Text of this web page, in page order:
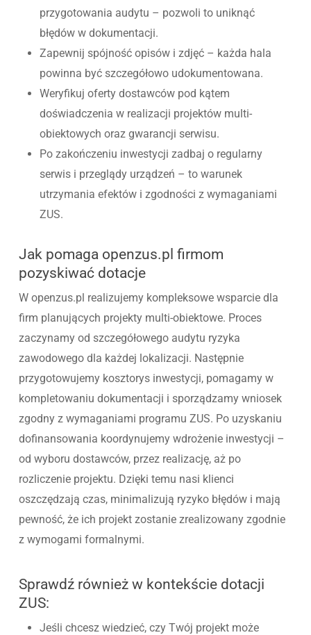
przygotowania audytu – pozwoli to uniknąć
błędów w dokumentacji.
Zapewnij spójność opisów i zdjęć – każda hala
powinna być szczegółowo udokumentowana.
Weryfikuj oferty dostawców pod kątem
doświadczenia w realizacji projektów multi-
obiektowych oraz gwarancji serwisu.
Po zakończeniu inwestycji zadbaj o regularny
serwis i przeglądy urządzeń – to warunek
utrzymania efektów i zgodności z wymaganiami
ZUS.
Jak pomaga openzus.pl firmom
pozyskiwać dotacje
W openzus.pl realizujemy kompleksowe wsparcie dla
firm planujących projekty multi-obiektowe. Proces
zaczynamy od szczegółowego audytu ryzyka
zawodowego dla każdej lokalizacji. Następnie
przygotowujemy kosztorys inwestycji, pomagamy w
kompletowaniu dokumentacji i sporządzamy wniosek
zgodny z wymaganiami programu ZUS. Po uzyskaniu
dofinansowania koordynujemy wdrożenie inwestycji –
od wyboru dostawców, przez realizację, aż po
rozliczenie projektu. Dzięki temu nasi klienci
oszczędzają czas, minimalizują ryzyko błędów i mają
pewność, że ich projekt zostanie zrealizowany zgodnie
z wymogami formalnymi.
Sprawdź również w kontekście dotacji
ZUS:
Jeśli chcesz wiedzieć, czy Twój projekt może